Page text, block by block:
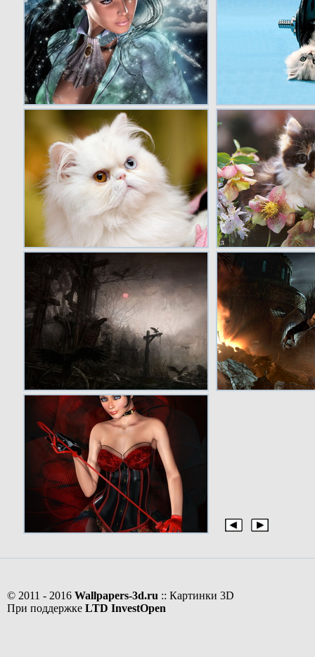
© 2011 - 2016 Wallpapers-3d.ru :: Картинки 3D
При поддержке LTD InvestOpen